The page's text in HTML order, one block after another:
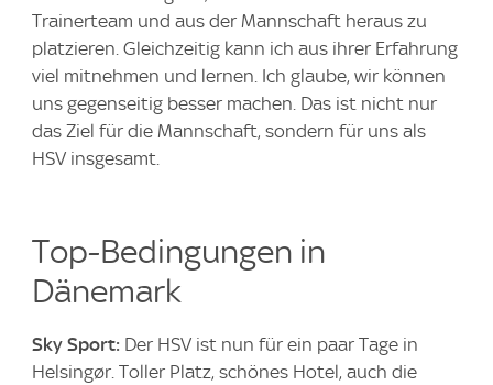
Trainerteam und aus der Mannschaft heraus zu
platzieren. Gleichzeitig kann ich aus ihrer Erfahrung
viel mitnehmen und lernen. Ich glaube, wir können
uns gegenseitig besser machen. Das ist nicht nur
das Ziel für die Mannschaft, sondern für uns als
HSV insgesamt.
Top-Bedingungen in
Dänemark
Sky Sport: Der HSV ist nun für ein paar Tage in
Helsingør. Toller Platz, schönes Hotel, auch die